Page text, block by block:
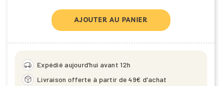
AJOUTER AU PANIER
delivery_truck_speed Expédié aujourd’hui avant 12h
package_2 Livraison offerte à partir de 49€ d'achat